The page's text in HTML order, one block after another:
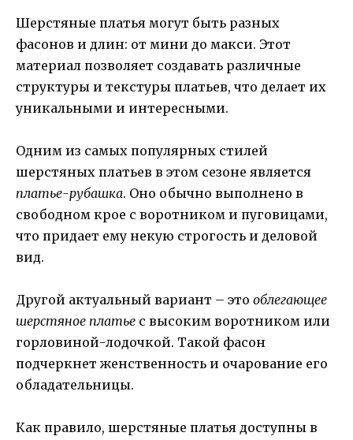
Шерстяные платья могут быть разных
фасонов и длин: от мини до макси. Этот
материал позволяет создавать различные
структуры и текстуры платьев, что делает их
уникальными и интересными.
Одним из самых популярных стилей
шерстяных платьев в этом сезоне является
платье-рубашка. Оно обычно выполнено в
свободном крое с воротником и пуговицами,
что придает ему некую строгость и деловой
вид.
Другой актуальный вариант – это облегающее
шерстяное платье с высоким воротником или
горловиной-лодочкой. Такой фасон
подчеркнет женственность и очарование его
обладательницы.
Как правило, шерстяные платья доступны в